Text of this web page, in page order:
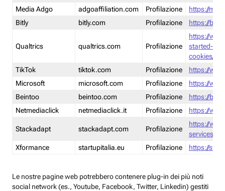
Media Adgo
adgoaffiliation.com Profilazione
https://
Bitly
bitly.com Profilazione https://
Qualtrics qualtrics.com Profilazione
https://
started-
cookies/
TikTok
tiktok.com Profilazione
https://
Microsoft
microsoft.com Profilazione
https://
Beintoo
beintoo.com Profilazione
https://
Netmediaclick
netmediaclick.it Profilazione https://
Stackadapt stackadapt.com Profilazione
https://
services-
Xformance
startupitalia.eu Profilazione https://
Le nostre pagine web potrebbero contenere plug-in dei più noti
social network (es., Youtube, Facebook, Twitter, Linkedin) gestiti